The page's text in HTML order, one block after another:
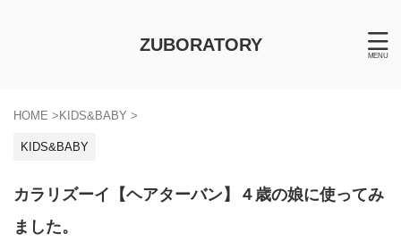
ZUBORATORY
HOME > KIDS&BABY >
KIDS&BABY
カラリズーイ【ヘアターバン】４歳の娘に使ってみ
ました。